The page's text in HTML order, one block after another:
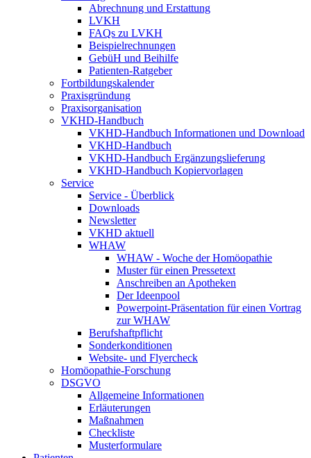
Abrechnung und Erstattung
LVKH
FAQs zu LVKH
Beispielrechnungen
GebüH und Beihilfe
Patienten-Ratgeber
Fortbildungskalender
Praxisgründung
Praxisorganisation
VKHD-Handbuch
VKHD-Handbuch Informationen und Download
VKHD-Handbuch
VKHD-Handbuch Ergänzungslieferung
VKHD-Handbuch Kopiervorlagen
Service
Service - Überblick
Downloads
Newsletter
VKHD aktuell
WHAW
WHAW - Woche der Homöopathie
Muster für einen Pressetext
Anschreiben an Apotheken
Der Ideenpool
Powerpoint-Präsentation für einen Vortrag
zur WHAW
Berufshaftpflicht
Sonderkonditionen
Website- und Flyercheck
Homöopathie-Forschung
DSGVO
Allgemeine Informationen
Erläuterungen
Maßnahmen
Checkliste
Musterformulare